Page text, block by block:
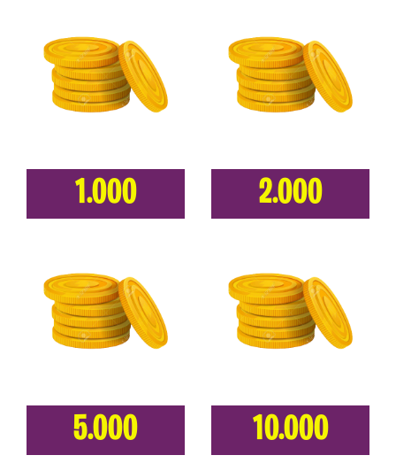
1.000 2.000
5.000 10.000